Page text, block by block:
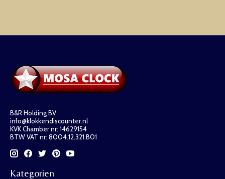
B&R Holding BV
info@klokkendiscounter.nl
KVK Chamber nr: 14629154
BTW VAT nr: 8004.12.321.B01
Kategorien